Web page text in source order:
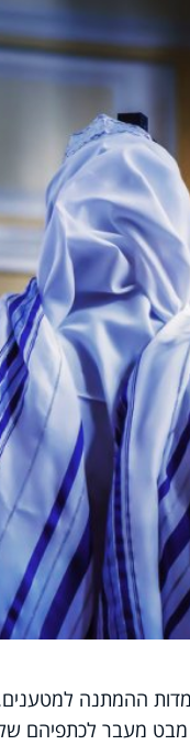
ההמתנה למטענים.
מעבר לכתפיהם